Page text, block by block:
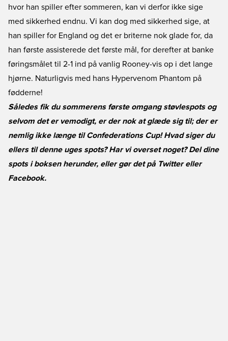
hvor han spiller efter sommeren, kan vi derfor ikke sige
med sikkerhed endnu. Vi kan dog med sikkerhed sige, at
han spiller for England og det er briterne nok glade for, da
han første assisterede det første mål, for derefter at banke
føringsmålet til 2-1 ind på vanlig Rooney-vis op i det lange
hjørne. Naturligvis med hans Hypervenom Phantom på
fødderne!
Således fik du sommerens første omgang støvlespots og
selvom det er vemodigt, er der nok at glæde sig til; der er
nemlig ikke længe til Confederations Cup! Hvad siger du
ellers til denne uges spots? Har vi overset noget? Del dine
spots i boksen herunder, eller gør det på Twittereller
Facebook.